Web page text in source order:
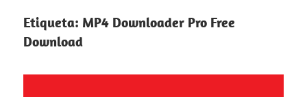
Etiqueta: MP4 Downloader Pro Free
Download